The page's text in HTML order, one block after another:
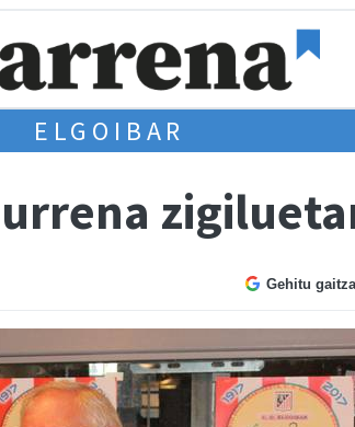
ELGOIBAR
Gehitu